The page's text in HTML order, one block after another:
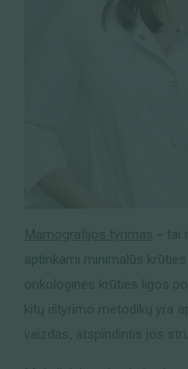
Mamografijos tyrimas –
aptinkami minimalūs
onkologinės krūties ligos
kitų ištyrimo metodikų yra
vaizdas, atspindintis jos